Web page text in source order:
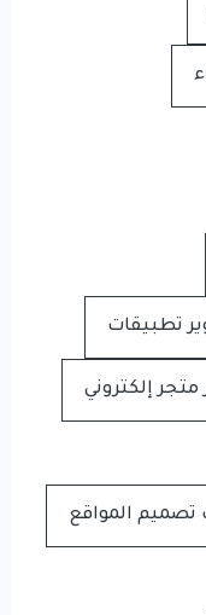
تطبيقات
متجر إلكتروني
تصميم المواقع